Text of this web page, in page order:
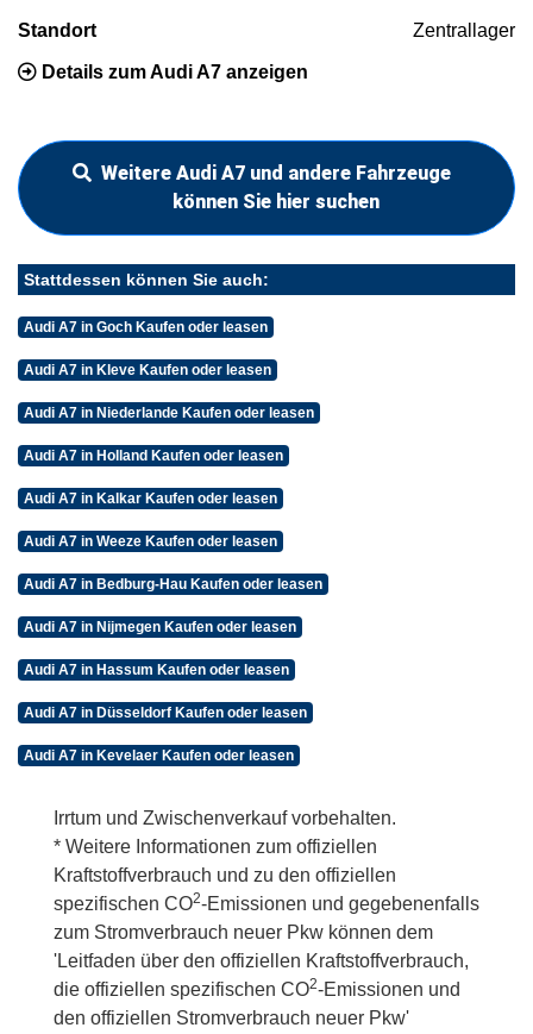
Standort Zentrallager
Details zum Audi A7 anzeigen
Weitere Audi A7 und andere Fahrzeuge
können Sie hier suchen
Stattdessen können Sie auch:
Audi A7 in Goch Kaufen oder leasen
Audi A7 in Kleve Kaufen oder leasen
Audi A7 in Niederlande Kaufen oder leasen
Audi A7 in Holland Kaufen oder leasen
Audi A7 in Kalkar Kaufen oder leasen
Audi A7 in Weeze Kaufen oder leasen
Audi A7 in Bedburg-Hau Kaufen oder leasen
Audi A7 in Nijmegen Kaufen oder leasen
Audi A7 in Hassum Kaufen oder leasen
Audi A7 in Düsseldorf Kaufen oder leasen
Audi A7 in Kevelaer Kaufen oder leasen
Irrtum und Zwischenverkauf vorbehalten.
* Weitere Informationen zum offiziellen
Kraftstoffverbrauch und zu den offiziellen
spezifischen CO2-Emissionen und gegebenenfalls
zum Stromverbrauch neuer Pkw können dem
'Leitfaden über den offiziellen Kraftstoffverbrauch,
die offiziellen spezifischen CO2-Emissionen und
den offiziellen Stromverbrauch neuer Pkw'